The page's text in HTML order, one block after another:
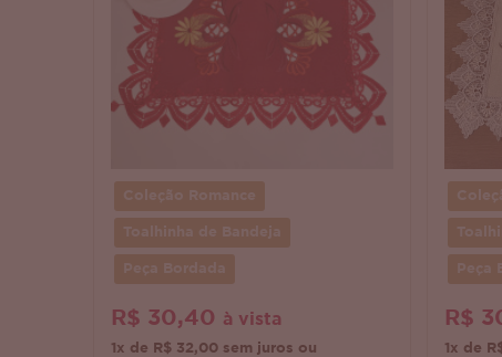
R$ 30,40 à vista
1x de R$ 32,00 sem juros ou
R$
1x de